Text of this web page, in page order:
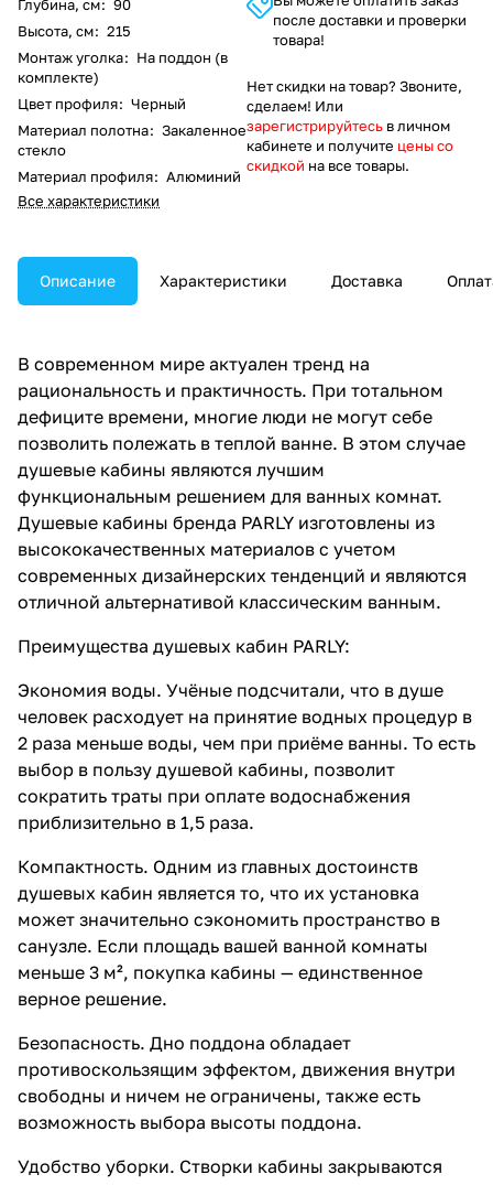
Глубина, см: 90
Высота, см: 215
Монтаж уголка: На поддон (в
комплекте)
Цвет профиля: Черный
Материал полотна: Закаленное
стекло
Материал профиля: Алюминий
Все характеристики
после доставки и проверки
товара!
Нет скидки на товар? Звоните,
сделаем! Или
зарегистрируйтесь в личном
кабинете и получите цены со
скидкой на все товары.
Описание Характеристики Доставка
В современном мире актуален тренд на
рациональность и практичность. При тотальном
дефиците времени, многие люди не могут себе
позволить полежать в теплой ванне. В этом случае
душевые кабины являются лучшим
функциональным решением для ванных комнат.
Душевые кабины бренда PARLY изготовлены из
высококачественных материалов с учетом
современных дизайнерских тенденций и являются
отличной альтернативой классическим ванным.
Преимущества душевых кабин PARLY:
Экономия воды. Учёные подсчитали, что в душе
человек расходует на принятие водных процедур в
2 раза меньше воды, чем при приёме ванны. То есть
выбор в пользу душевой кабины, позволит
сократить траты при оплате водоснабжения
приблизительно в 1,5 раза.
Компактность. Одним из главных достоинств
душевых кабин является то, что их установка
может значительно сэкономить пространство в
санузле. Если площадь вашей ванной комнаты
меньше 3 м², покупка кабины — единственное
верное решение.
Безопасность. Дно поддона обладает
противоскользящим эффектом, движения внутри
свободны и ничем не ограничены, также есть
возможность выбора высоты поддона.
Удобство уборки. Створки кабины закрываются